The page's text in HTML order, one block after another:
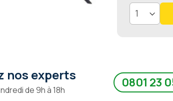
nos experts
de 9h à 18h 0801 23